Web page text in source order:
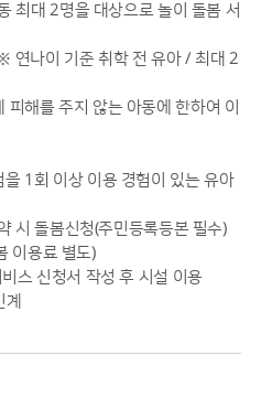
최대 2명을 대상으로 놀이 돌봄 서
연나이 기준 취학 전 유아 / 최대 2
해를 주지 않는 아동에 한하여 이
1회 이상 이용 경험이 있는 유아
시 돌봄신청(주민등록등본 필수)
이용료 별도)
스 신청서 작성 후 시설 이용